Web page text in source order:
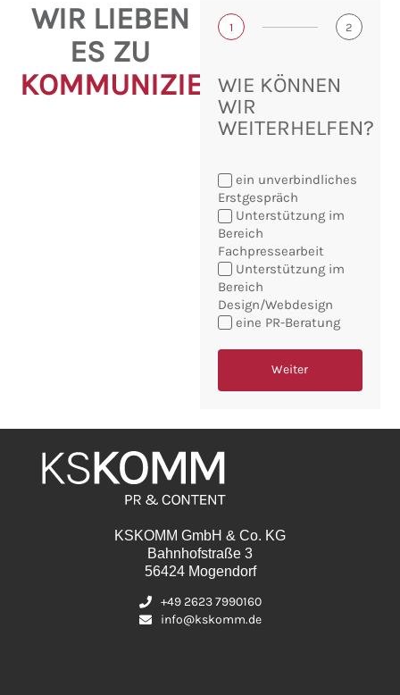
WIR LIEBEN
ES ZU
KOMMUNIZIEREN!
1 2
WIE KÖNNEN
WIR
WEITERHELFEN?
Sie
möchten:
ein unverbindliches
Erstgespräch
Unterstützung im
Bereich
Fachpressearbeit
Unterstützung im
Bereich
Design/Webdesign
eine PR-Beratung
Weiter
KSKOMM GmbH & Co. KG
Bahnhofstraße 3
56424 Mogendorf
+49 2623 7990160
info@kskomm.de